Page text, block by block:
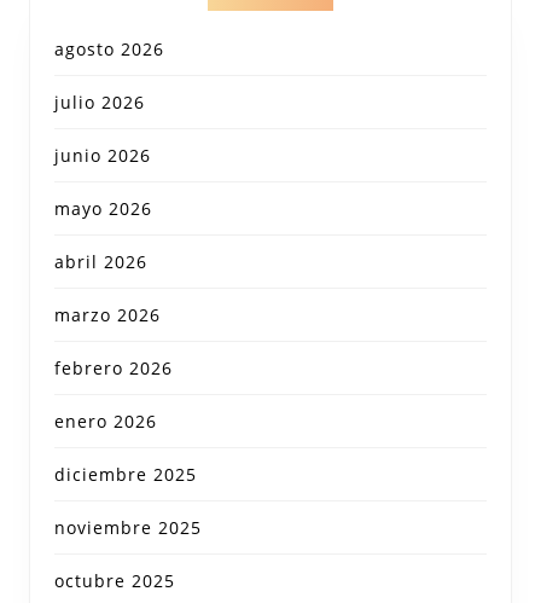
agosto 2026
julio 2026
junio 2026
mayo 2026
abril 2026
marzo 2026
febrero 2026
enero 2026
diciembre 2025
noviembre 2025
octubre 2025